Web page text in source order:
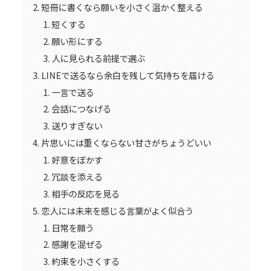
短冊に書くなら願いを小さく温かく整える
短くする
願い形にする
人に見られる前提で選ぶ
LINEで送るなら余白を残して気持ちを届ける
一言で送る
会話につなげる
送りすぎない
片思いには重くならない甘さがちょうどいい
好意をぼかす
冗談を添える
相手の反応を見る
恋人には未来を感じる言葉がよく似合う
日常を願う
感謝を混ぜる
約束を小さくする